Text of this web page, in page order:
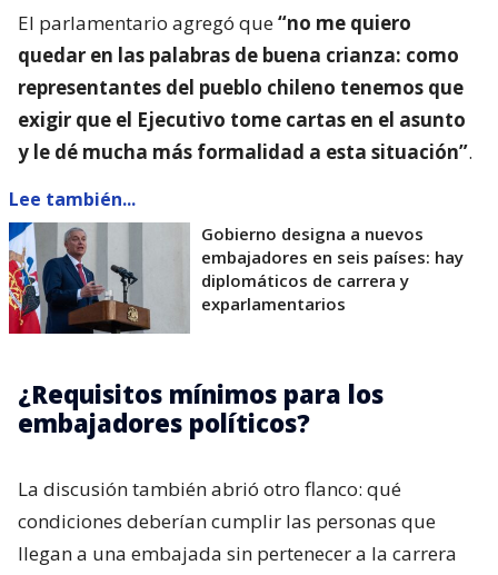
El parlamentario agregó que“no me quiero
quedar en las palabras de buena crianza: como
representantes del pueblo chileno tenemos que
exigir que el Ejecutivo tome cartas en el asunto
y le dé mucha más formalidad a esta situación”.
Lee también...
Gobierno designa a nuevos
embajadores en seis países: hay
diplomáticos de carrera y
exparlamentarios
¿Requisitos mínimos para los
embajadores políticos?
La discusión también abrió otro flanco: qué
condiciones deberían cumplir las personas que
llegan a una embajada sin pertenecer a la carrera